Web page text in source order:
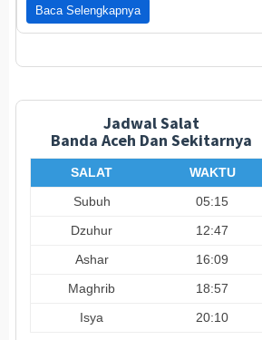
Baca Selengkapnya
Jadwal Salat
Banda Aceh Dan Sekitarnya
SALAT
WAKTU
Subuh
05:15
Dzuhur
12:47
Ashar
16:09
Maghrib
18:57
Isya
20:10